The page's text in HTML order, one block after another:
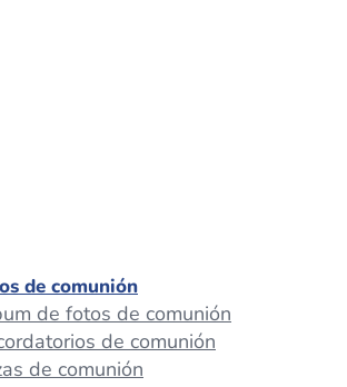
de comunión
de fotos de comunión
de comunión
de comunión